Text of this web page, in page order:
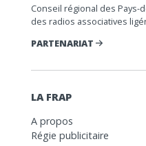
Conseil régional des
des radios associatives
PARTENARIAT
LA FRAP
A propos
Régie publicitaire